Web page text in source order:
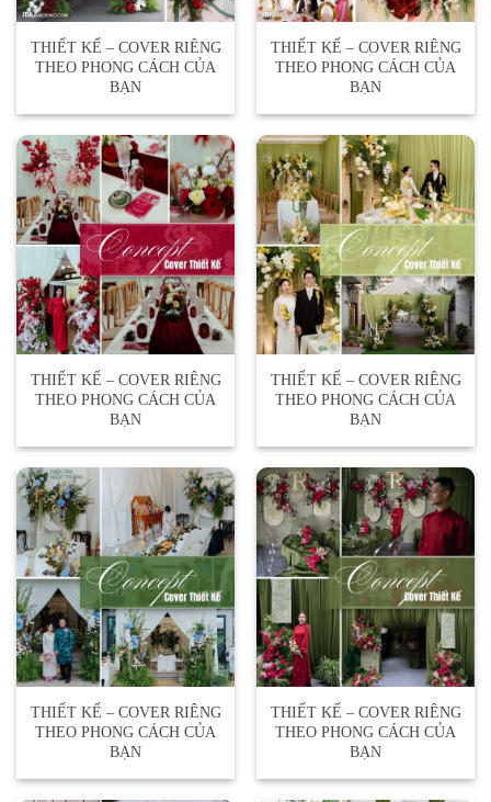
THIẾT KẾ – COVER RIÊNG
THEO PHONG CÁCH CỦA
BẠN
THIẾT KẾ – COVER RIÊNG
THEO PHONG CÁCH CỦA
BẠN
THIẾT KẾ – COVER RIÊNG
THEO PHONG CÁCH CỦA
BẠN
THIẾT KẾ – COVER RIÊNG
THEO PHONG CÁCH CỦA
BẠN
THIẾT KẾ – COVER RIÊNG
THEO PHONG CÁCH CỦA
BẠN
THIẾT KẾ – COVER RIÊNG
THEO PHONG CÁCH CỦA
BẠN